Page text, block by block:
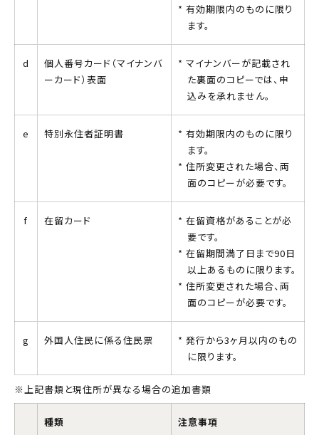
有効期限内のものに限り
ます。
d
個人番号カード（マイナンバ
ーカード）表面
マイナンバーが記載され
た裏面のコピーでは、申
込みを承れません。
e 特別永住者証明書
有効期限内のものに限り
ます。
住所変更された場合、両
面のコピーが必要です。
f 在留カード
在留資格があることが必
要です。
在留期間満了日まで90日
以上あるものに限ります。
住所変更された場合、両
面のコピーが必要です。
g 外国人住民に係る住民票
発行から3ヶ月以内のもの
に限ります。
※上記書類と現住所が異なる場合の追加書類
種類 注意事項